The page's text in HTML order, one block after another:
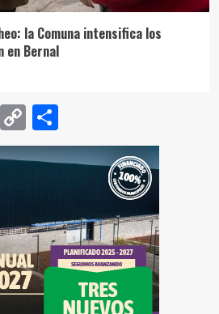
la Comuna intensifica los
en Bernal
Copy
Link
Compartir